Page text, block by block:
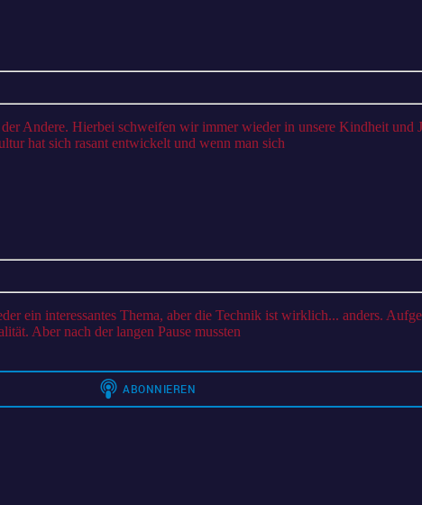
die
hat sich rasant entwickelt und wenn man sich
Aber nach der langen Pause mussten